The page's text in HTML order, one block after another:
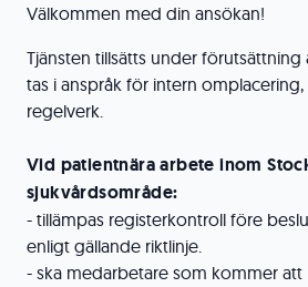
Välkommen med din ansökan!
Tjänsten tillsätts under
tas i anspråk för intern
regelverk.
Vid patientnära arbete inom
sjukvårdsområde:
- tillämpas registerkontroll före
enligt gällande riktlinje.
- ska medarbetare som kommer